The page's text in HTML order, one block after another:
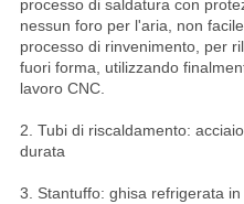
processo di saldatura con
nessun foro per l'aria, non
processo di rinvenimento, per
fuori forma, utilizzando
lavoro CNC.
2. Tubi di riscaldamento:
durata
3. Stantuffo: ghisa refrigerata